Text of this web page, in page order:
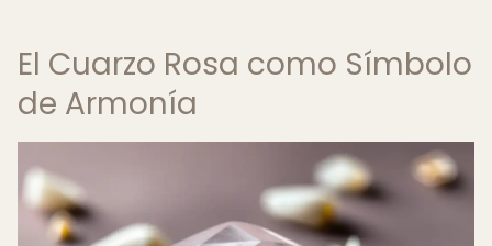
El Cuarzo Rosa como Símbolo
de Armonía